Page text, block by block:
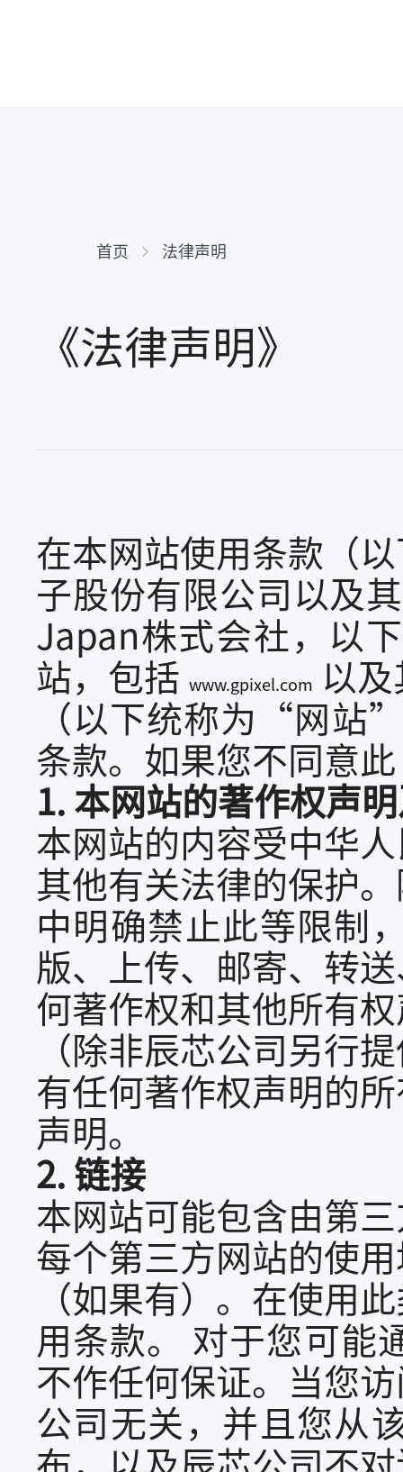
首页 法律声明
《法律声明》
在本网站使用条款（
子股份有限公司以及
Japan株式会社，以
站，包括
www.gpixel.com
以
（以下统称为“网站
条款。如果您不同意
1. 本网站的著作权声
本网站的内容受中华
其他有关法律的保护
中明确禁止此等限制
版、上传、邮寄、转
何著作权和其他所有
（除非辰芯公司另行
有任何著作权声明的
声明。
2. 链接
本网站可能包含由第
每个第三方网站的使
（如果有）。在使用
用条款。 对于您可能
不作任何保证。当您
公司无关，并且您从
布，以及辰芯公司不